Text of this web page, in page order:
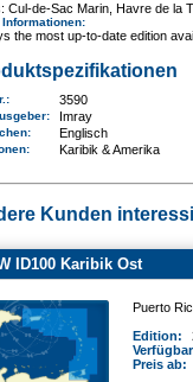
Cul-de-Sac Marin, Havre de la
Informationen:
the most up-to-date edition
: 3590
Imray
Englisch
: Karibik & Amerika
Kunden
ID100 Karibik Ost
Puerto
Edition:
Preis ab: